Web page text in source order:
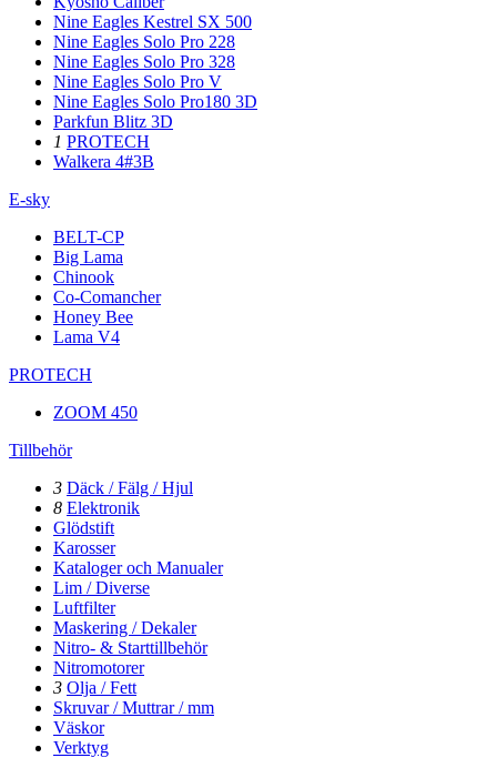
Nine Eagles Kestrel SX 500
Nine Eagles Solo Pro 228
Nine Eagles Solo Pro 328
Nine Eagles Solo Pro V
Nine Eagles Solo Pro180 3D
Parkfun Blitz 3D
1 PROTECH
Walkera 4#3B
E-sky
BELT-CP
Big Lama
Chinook
Co-Comancher
Honey Bee
Lama V4
PROTECH
ZOOM 450
Tillbehör
3 Däck / Fälg / Hjul
8 Elektronik
Glödstift
Karosser
Kataloger och Manualer
Lim / Diverse
Luftfilter
Maskering / Dekaler
Nitro- & Starttillbehör
Nitromotorer
3 Olja / Fett
Skruvar / Muttrar / mm
Väskor
Verktyg